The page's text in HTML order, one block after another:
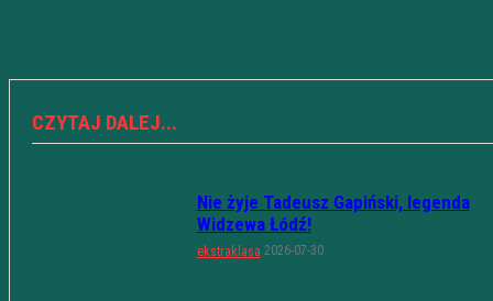
CZYTAJ DALEJ...
Nie żyje Tadeusz Gapiński, legenda
Widzewa Łódź!
ekstraklasa 2026-07-30